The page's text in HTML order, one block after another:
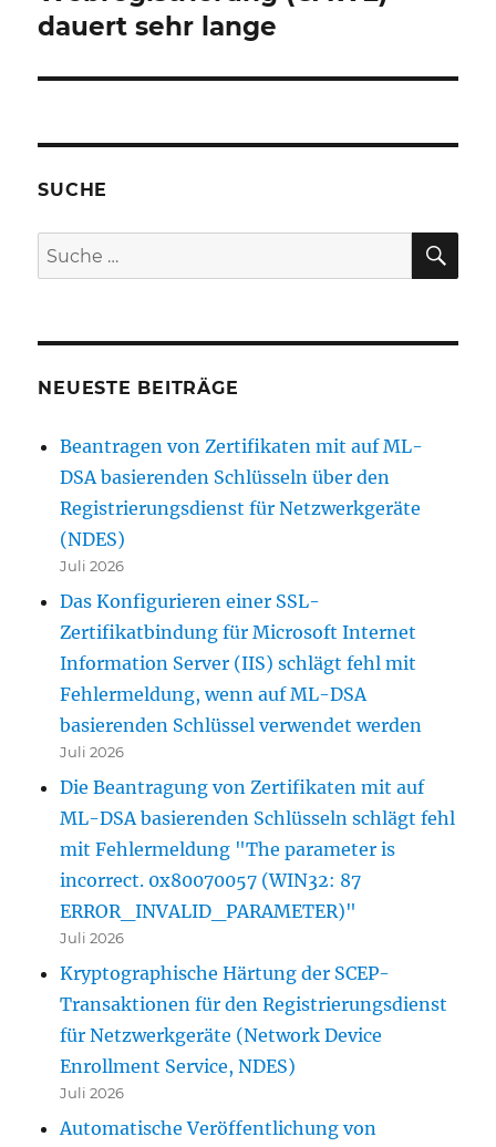
dauert sehr lange
SUCHE
Suche
nach:
NEUESTE BEITRÄGE
Beantragen von Zertifikaten mit auf ML-
DSA basierenden Schlüsseln über den
Registrierungsdienst für Netzwerkgeräte
(NDES)
Juli 2026
Das Konfigurieren einer SSL-
Zertifikatbindung für Microsoft Internet
Information Server (IIS) schlägt fehl mit
Fehlermeldung, wenn auf ML-DSA
basierenden Schlüssel verwendet werden
Juli 2026
Die Beantragung von Zertifikaten mit auf
ML-DSA basierenden Schlüsseln schlägt fehl
mit Fehlermeldung "The parameter is
incorrect. 0x80070057 (WIN32: 87
ERROR_INVALID_PARAMETER)"
Juli 2026
Kryptographische Härtung der SCEP-
Transaktionen für den Registrierungsdienst
für Netzwerkgeräte (Network Device
Enrollment Service, NDES)
Juli 2026
Automatische Veröffentlichung von